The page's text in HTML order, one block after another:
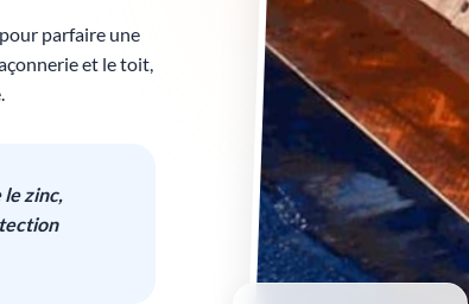
parfaire une
et le toit,
zinc,